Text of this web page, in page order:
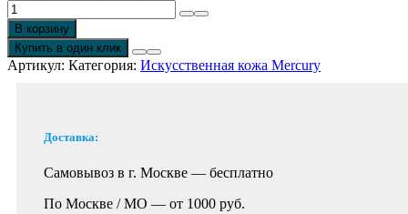
В корзину
Купить в один клик
Артикул: Категория: Искусственная кожа Mercury
Доставка:
Самовывоз в г. Москве — бесплатно
По Москве / МО — от 1000 руб.